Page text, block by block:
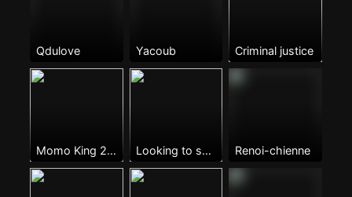
Qdulove Yacoub Criminal justice
Momo King 2022 Looking to see you want to play Renoi-chienne